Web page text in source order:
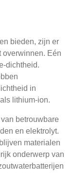
bieden, zijn er
overwinnen. Eén
dichtheid.
in
lithium-ion.
betrouwbare
en elektrolyt.
materialen
onderwerp van